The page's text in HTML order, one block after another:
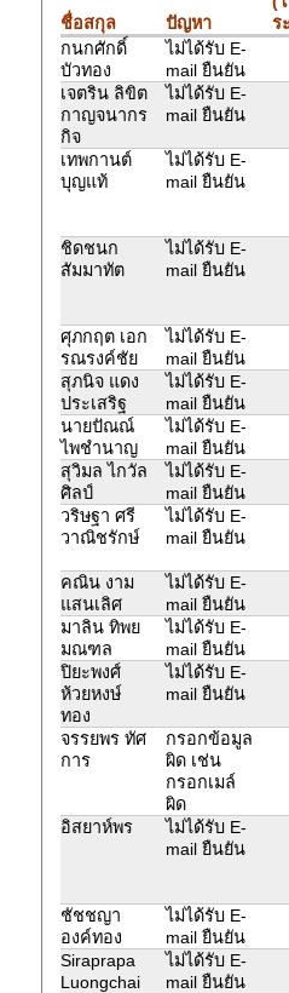
ชื่อสกุล ปัญหา
ร
กนกศักดิ์
บัวทอง
ไม่ได้รับ E-
mail ยืนยัน
เจตริน ลิขิต
กาญจนากร
กิจ
ไม่ได้รับ E-
mail ยืนยัน
เทพกานต์
บุญแท้
ไม่ได้รับ E-
mail ยืนยัน
ชิดชนก
สัมมาทัต
ไม่ได้รับ E-
mail ยืนยัน
ศุภกฤต เอก
รณรงค์ชัย
ไม่ได้รับ E-
mail ยืนยัน
สุภนิจ แดง
ประเสริฐ
ไม่ได้รับ E-
mail ยืนยัน
นายปัณณ์
ไพชำนาญ
ไม่ได้รับ E-
mail ยืนยัน
สุวิมล ไกวัล
ศิลป์
ไม่ได้รับ E-
mail ยืนยัน
วริษฐา ศรี
วาณิชรักษ์
ไม่ได้รับ E-
mail ยืนยัน
คณิน งาม
แสนเลิศ
ไม่ได้รับ E-
mail ยืนยัน
มาลิน ทิพย
มณฑล
ไม่ได้รับ E-
mail ยืนยัน
ปิยะพงศ์
ห้วยหงษ์
ทอง
ไม่ได้รับ E-
mail ยืนยัน
จรรยพร ทัศ
การ
กรอกข้อมูล
ผิด เช่น
กรอกเมล์
ผิด
อิสยาห์พร
ไม่ได้รับ E-
mail ยืนยัน
ชัชชญา
องค์ทอง
ไม่ได้รับ E-
mail ยืนยัน
Siraprapa
Luongchai
ไม่ได้รับ E-
mail ยืนยัน